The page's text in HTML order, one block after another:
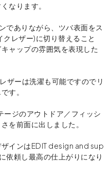
なります。
でありながら、ツバ表面をス
レザー)に切り替えること
ャップの雰囲気を表現した
ザーは洗濯も可能ですのでリ
す。
ジのアウトドア／フィッシ
を前面に出しました。
インはEDIT design and sup
依頼し最高の仕上がりになり